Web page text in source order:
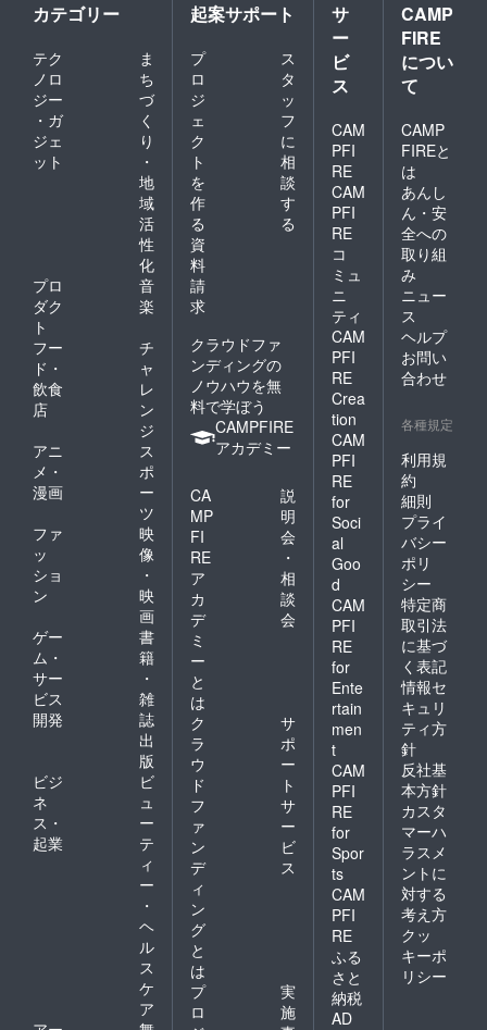
カテゴリー
テク
ノロ
ジー
・ガ
ジェ
ット
ま
ち
づ
く
り
・
地
域
活
性
化
プロ
ダク
ト
音
楽
フー
ド・
飲食
店
チ
ャ
レ
ン
ジ
アニ
メ・
漫画
ス
ポ
ー
ツ
ファ
ッ
ショ
ン
映
像
・
映
画
ゲー
ム・
サー
ビス
開発
書
籍
・
雑
誌
出
版
ビジ
ネ
ス・
起業
ビ
ュ
ー
テ
ィ
ー
・
ヘ
ル
ス
ケ
ア
起案サポート
プ
ロ
ジ
ェ
ク
ト
を
作
る
ス
タ
ッ
フ
に
相
談
す
る
資
料
請
求
クラウドファ
ンディングの
ノウハウを無
料で学ぼう
CAMPFIRE
アカデミー
CA
MP
FI
RE
ア
カ
デ
ミ
ー
と
は
説
明
会
・
相
談
会
ク
ラ
ウ
ド
フ
ァ
ン
デ
ィ
ン
グ
と
は
サ
ポ
ー
ト
サ
ー
ビ
ス
プ
ロ
実
施
サ
ー
ビ
ス
CAM
PFI
RE
CAM
PFI
RE
コ
ミュ
ニ
ティ
CAM
PFI
RE
Crea
tion
CAM
PFI
RE
for
Soci
al
Goo
d
CAM
PFI
RE
for
Ente
rtain
men
t
CAM
PFI
RE
for
Spor
ts
CAM
PFI
RE
ふる
さと
納税
AD
CAMP
FIRE
につい
て
CAMP
FIREと
は
あんし
ん・安
全への
取り組
み
ニュー
ス
ヘルプ
お問い
合わせ
各種規定
利用規
約
細則
プライ
バシー
ポリ
シー
特定商
取引法
に基づ
く表記
情報セ
キュリ
ティ方
針
反社基
本方針
カスタ
マーハ
ラスメ
ントに
対する
考え方
クッ
キーポ
リシー